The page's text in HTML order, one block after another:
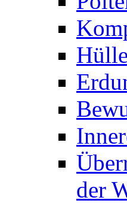
Hülle
der